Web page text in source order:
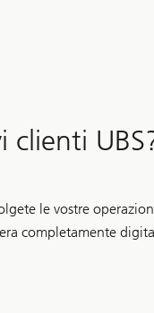
clienti
le vostre
completamente